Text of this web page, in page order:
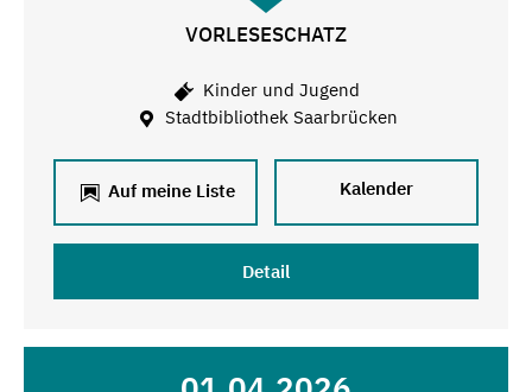
VORLESESCHATZ
Kinder und Jugend
Stadtbibliothek Saarbrücken
Auf meine Liste Kalender
Detail